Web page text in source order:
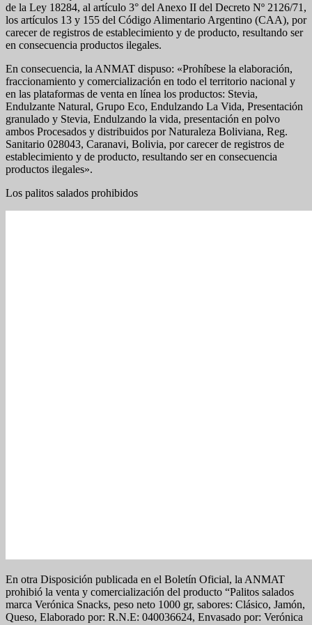
de la Ley 18284, al artículo 3° del Anexo II del Decreto Nº 2126/71,
los artículos 13 y 155 del Código Alimentario Argentino (CAA), por
carecer de registros de establecimiento y de producto, resultando ser
en consecuencia productos ilegales.
En consecuencia, la ANMAT dispuso: «Prohíbese la elaboración,
fraccionamiento y comercialización en todo el territorio nacional y
en las plataformas de venta en línea los productos: Stevia,
Endulzante Natural, Grupo Eco, Endulzando La Vida, Presentación
granulado y Stevia, Endulzando la vida, presentación en polvo
ambos Procesados y distribuidos por Naturaleza Boliviana, Reg.
Sanitario 028043, Caranavi, Bolivia, por carecer de registros de
establecimiento y de producto, resultando ser en consecuencia
productos ilegales».
Los palitos salados prohibidos
En otra Disposición publicada en el Boletín Oficial, la ANMAT
prohibió la venta y comercialización del producto “Palitos salados
marca Verónica Snacks, peso neto 1000 gr, sabores: Clásico, Jamón,
Queso, Elaborado por: R.N.E: 040036624, Envasado por: Verónica